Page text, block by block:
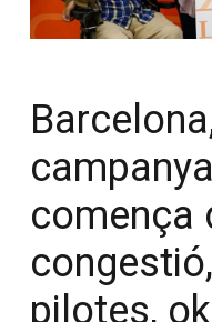
comença
pilotes,